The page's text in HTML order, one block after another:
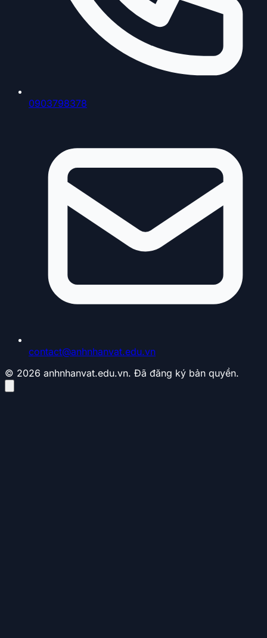
0903798378
contact@anhnhanvat.edu.vn
© 2026 anhnhanvat.edu.vn. Đã đăng ký bản quyền.